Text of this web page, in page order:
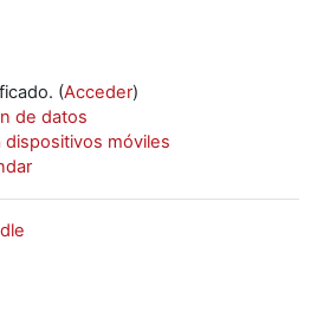
(Acceder)
de datos
dispositivos móviles